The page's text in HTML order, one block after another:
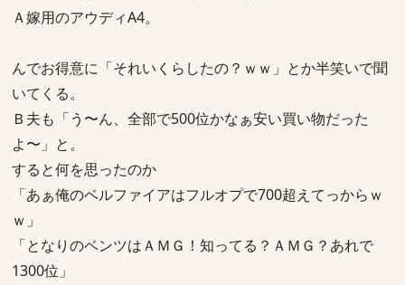
Ａ嫁用のアウディA4。
んでお得意に「それいくらしたの？ｗｗ」とか半笑いで聞
いてくる。
Ｂ夫も「う〜ん、全部で500位かなぁ安い買い物だった
よ〜」と。
すると何を思ったのか
「あぁ俺のベルファイアはフルオプで700超えてっからｗ
ｗ」
「となりのベンツはＡＭＧ！知ってる？ＡＭＧ？あれで
1300位」